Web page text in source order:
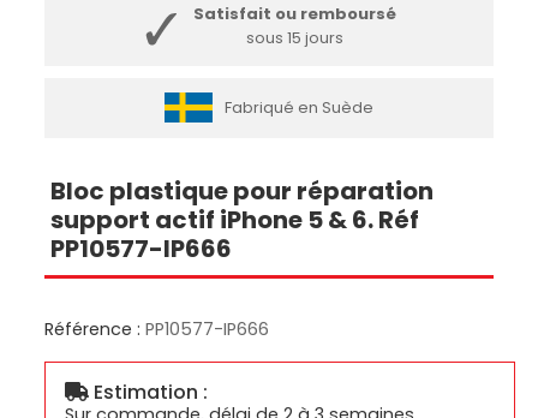
Satisfait ou remboursé
sous 15 jours
Fabriqué en Suède
Bloc plastique pour réparation
support actif iPhone 5 & 6. Réf
PP10577-IP666
Référence :PP10577-IP666
Estimation :